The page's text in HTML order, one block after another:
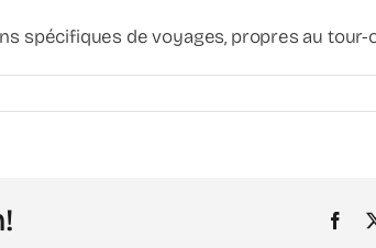
spécifiques de voyages, propres au tour-